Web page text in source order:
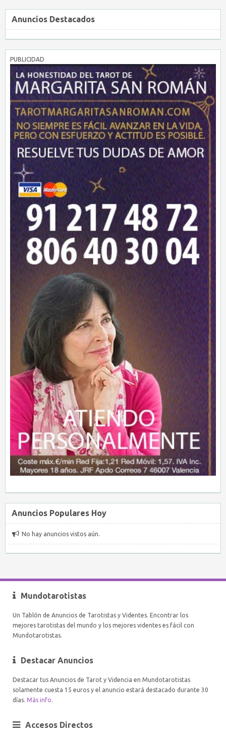
Anuncios Destacados
PUBLICIDAD
Anuncios Populares Hoy
No hay anuncios vistos aún.
Mundotarotistas
Un Tablón de Anuncios de Tarotistas y Videntes. Encontrar los
mejores tarotistas del mundo y los mejores videntes es fácil con
Mundotarotistas.
Destacar Anuncios
Destacar tus Anuncios de Tarot y Videncia en Mundotarotistas
solamente cuesta 15 euros y el anuncio estará destacado durante 30
días. Más info.
Accesos Directos